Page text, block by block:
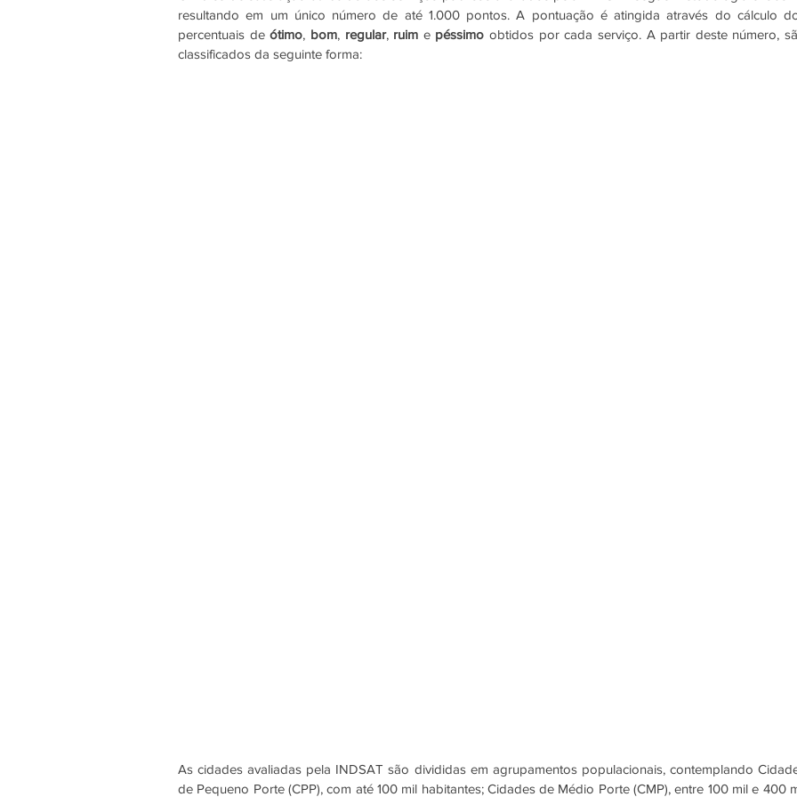
resultando em um único número de até 1.000 pontos. A pontuação é atingida através do cálculo
percentuais de ótimo, bom, regular, ruim e péssimo obtidos por cada serviço. A partir deste número,
classificados da seguinte forma:
As cidades avaliadas pela INDSAT são divididas em agrupamentos populacionais, contemplando
de Pequeno Porte (CPP), com até 100 mil habitantes; Cidades de Médio Porte (CMP), entre 100 mil e 400